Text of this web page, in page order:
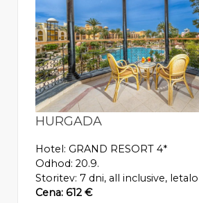
HURGADA
Hotel: GRAND RESORT 4*
Odhod: 20.9.
Storitev: 7 dni, all inclusive,
Cena: 612 €